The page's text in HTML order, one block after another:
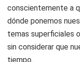
conscientemente a
dónde ponemos
temas superficiales
sin considerar que
tiempo.